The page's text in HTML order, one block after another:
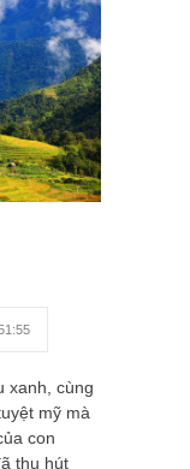
xanh, cùng
mỹ mà
con
thu hút